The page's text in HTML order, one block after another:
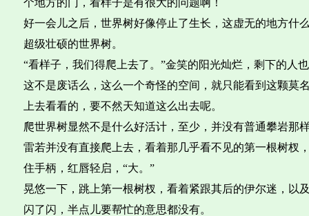
个地方的门，看样子是有很大的问题啊！
好一会儿之后，世界树好像停止了生长，这虚无的地方什
超级壮硕的世界树。
“看样子，我们得爬上去了。”金笑的阳光灿烂，剩下的人
这不是废话么，这么一个奇怪的空间，就只能看到这颗莫
上去看看的，要不然天知道这么出去呢。
爬世界树显然不是什么好活计，至少，并没有普通攀岩那
雷若并没有直接爬上去，看着那几乎看不见的第一根树杈
住手柄，红唇轻启，“大。”
晃悠一下，跳上第一根树杈，看着紧跟其后的伊尔迷，以
闪了闪，半点儿要帮忙的意思都没有。